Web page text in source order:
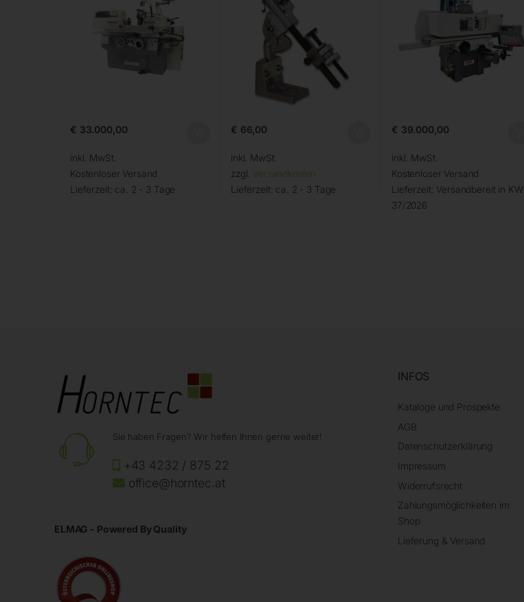
€ 33.000,00
inkl. MwSt.
Kostenloser Versand
Lieferzeit: ca. 2 - 3 Tage
€ 66,00
inkl. MwSt.
zzgl. Versandkosten
Lieferzeit: ca. 2 - 3 Tage
€ 39.000,00
inkl. MwSt.
Kostenloser Versand
Lieferzeit: Versandbereit in KW
37/2026
Sie haben Fragen? Wir helfen Ihnen gerne weiter!
+43 4232 / 875 22
office@horntec.at
ELMAG - Powered By Quality
INFOS
Kataloge und Prospekte
AGB
Datenschutzerklärung
Impressum
Widerrufsrecht
Zahlungsmöglichkeiten im
Shop
Lieferung & Versand